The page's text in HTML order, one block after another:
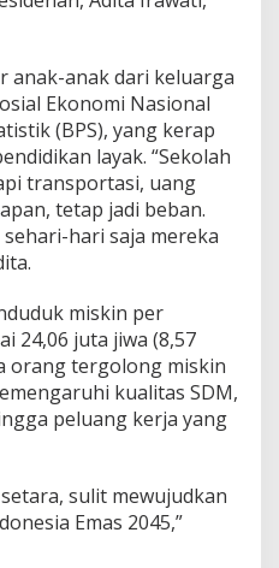
anak-anak dari keluarga
Ekonomi Nasional
(BPS), yang kerap
layak. “Sekolah
transportasi, uang
tetap jadi beban.
hari saja mereka
miskin per
24,06 juta jiwa (8,57
orang tergolong miskin
kualitas SDM,
peluang kerja yang
sulit mewujudkan
Emas 2045,”